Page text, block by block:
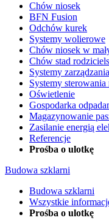
Chów niosek
BFN Fusion
Odchów kurek
Systemy wolierowe
Chów niosek w
Chów stad
Systemy
Systemy
Oświetlenie
Gospodarka
Magazynowanie
Zasilanie energią
Referencje
Prośba o ulotkę
Budowa szklarni
Budowa szklarni
Wszystkie
Prośba o ulotkę